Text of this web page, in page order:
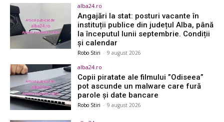
alba24.ro
Angajări la stat: posturi vacante în
instituții publice din județul Alba, până
la începutul lunii septembrie. Condiții
și calendar
Robo Stiri - 9 august 2026
alba24.ro
Copii piratate ale filmului ”Odiseea”
pot ascunde un malware care fură
parole și date bancare
Robo Stiri - 9 august 2026